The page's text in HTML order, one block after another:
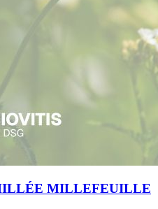
MILLEFEUILLE